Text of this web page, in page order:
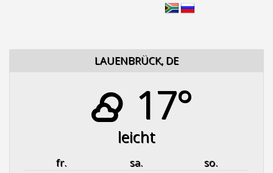
LAUENBRÜCK, DE
17°
leicht
fr. sa.
so.